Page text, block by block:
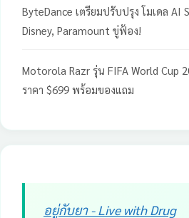
ByteDance เตรียมปรับปรุง โมเดล AI
Disney, Paramount ขู่ฟ้อง!
Motorola Razr รุ่น FIFA World Cup
ราคา $699 พร้อมของแถม
อยู่กับยา - Live with Drug